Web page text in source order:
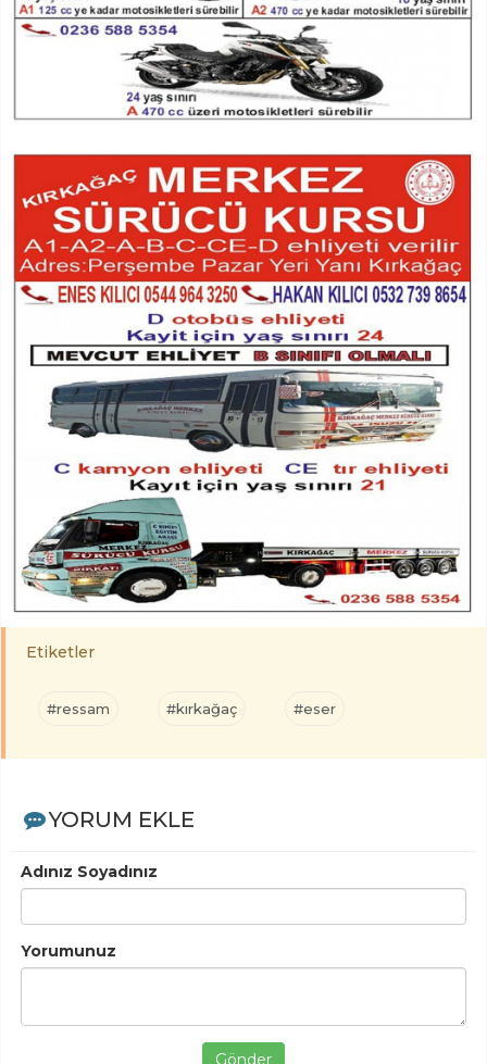
Etiketler
#ressam #kırkağaç #eser
YORUM EKLE
Adınız Soyadınız
Yorumunuz
Gönder